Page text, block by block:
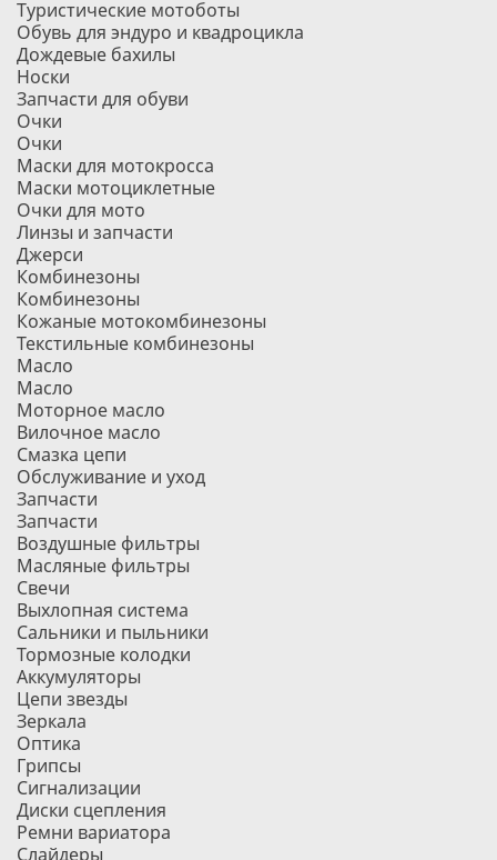
Туристические мотоботы
Обувь для эндуро и квадроцикла
Дождевые бахилы
Носки
Запчасти для обуви
Очки
Очки
Маски для мотокросса
Маски мотоциклетные
Очки для мото
Линзы и запчасти
Джерси
Комбинезоны
Комбинезоны
Кожаные мотокомбинезоны
Текстильные комбинезоны
Масло
Масло
Моторное масло
Вилочное масло
Смазка цепи
Обслуживание и уход
Запчасти
Запчасти
Воздушные фильтры
Масляные фильтры
Свечи
Выхлопная система
Сальники и пыльники
Тормозные колодки
Аккумуляторы
Цепи звезды
Зеркала
Оптика
Грипсы
Сигнализации
Диски сцепления
Ремни вариатора
Слайдеры